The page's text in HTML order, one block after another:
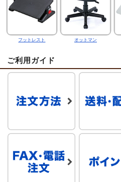
フットレスト オットマン
ご利用ガイド